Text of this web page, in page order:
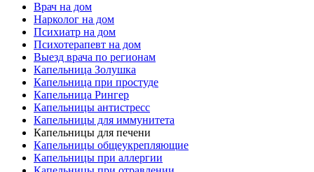
Врач на дом
Нарколог на дом
Психиатр на дом
Психотерапевт на дом
Выезд врача по регионам
Капельница Золушка
Капельница при простуде
Капельница Рингер
Капельницы антистресс
Капельницы для иммунитета
Капельницы для печени
Капельницы общеукрепляющие
Капельницы при аллергии